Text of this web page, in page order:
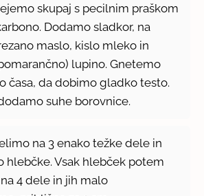
skupaj s pecilnim praškom
Dodamo sladkor, na
maslo, kislo mleko in
lupino. Gnetemo
časa, da dobimo gladko testo.
suhe borovnice.
na 3 enako težke dele in
hlebčke. Vsak hlebček potem
4 dele in jih malo